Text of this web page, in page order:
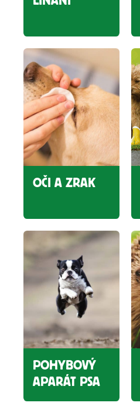
OČI A ZRAK
POHYBOVÝ
APARÁT PSA